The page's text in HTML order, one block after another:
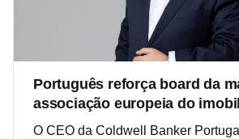
Português reforça board da
associação europeia do
O CEO da Coldwell Banker